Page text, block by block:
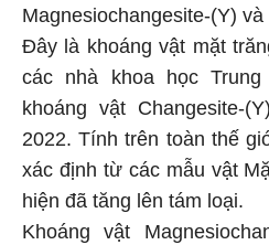
Magnesiochangesite-(Y) và
Đây là khoáng vật mặt
các nhà khoa học
khoáng vật Changesite-
2022. Tính trên toàn thế
xác định từ các mẫu vật
hiện đã tăng lên tám loại.
Khoáng vật